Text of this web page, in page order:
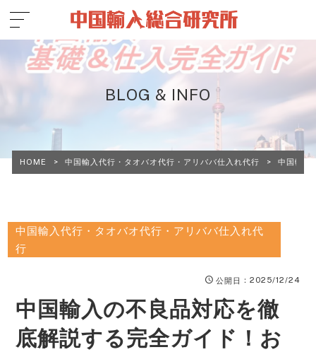
BLOG & INFO
HOME > 中国輸入代行・タオバオ代行・アリババ仕入れ代行 > 中国輸入
中国輸入代行・タオバオ代行・アリババ仕入れ代
行
公開日 ：2025/12/24
中国輸入の不良品対応を徹
底解説する完全ガイド！お